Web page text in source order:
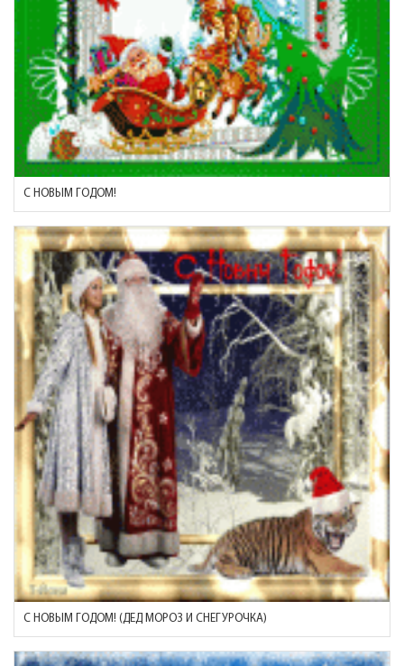
С НОВЫМ ГОДОМ!
С НОВЫМ ГОДОМ! (ДЕД МОРОЗ И СНЕГУРОЧКА)